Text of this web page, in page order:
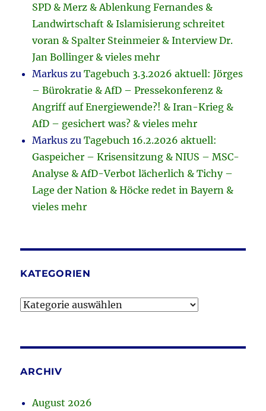
SPD & Merz & Ablenkung Fernandes &
Landwirtschaft & Islamisierung schreitet
voran & Spalter Steinmeier & Interview Dr.
Jan Bollinger & vieles mehr
Markus zuTagebuch 3.3.2026 aktuell: Jörges
– Bürokratie & AfD – Pressekonferenz &
Angriff auf Energiewende?! & Iran-Krieg &
AfD – gesichert was? & vieles mehr
Markus zuTagebuch 16.2.2026 aktuell:
Gaspeicher – Krisensitzung & NIUS – MSC-
Analyse & AfD-Verbot lächerlich & Tichy –
Lage der Nation & Höcke redet in Bayern &
vieles mehr
KATEGORIEN
Kategorien
ARCHIV
August 2026